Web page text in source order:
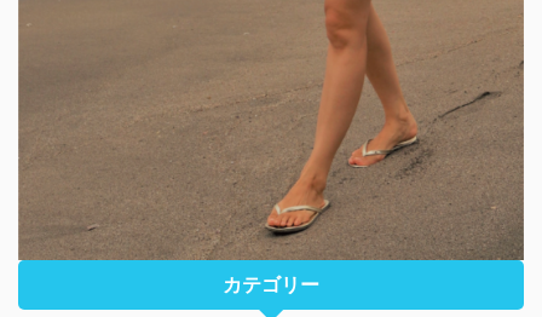
カテゴリー